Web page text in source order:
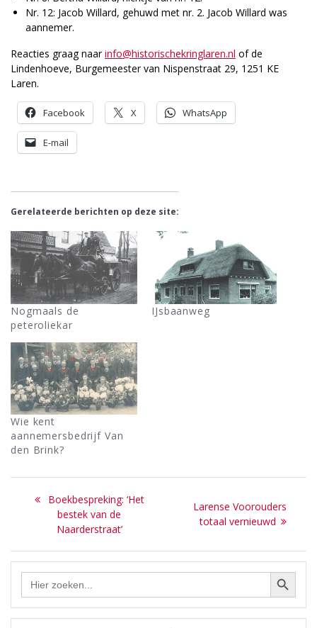
Nr. 12: Jacob Willard, gehuwd met nr. 2. Jacob Willard was
aannemer.
Reacties graag naarinfo@historischekring­laren.nl of de
Lindenhoeve, Burgemeester van Nispenstraat 29, 1251 KE
Laren.
Facebook X WhatsApp
E-mail
Gerelateerde berichten op deze site:
Nogmaals de
peteroliekar
IJsbaanweg
Wie kent
aannemersbedrijf Van
den Brink?
Bericht
navigatie
Previous
post:
Boekbespreking: ‘Het
bestek van de
Naarderstraat’
Next
post:
Larense Voorouders
totaal vernieuwd
Zoek Zoekknop